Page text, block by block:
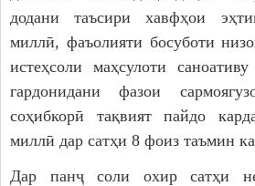
додани таъсири хавфҳои
миллӣ, фаъолияти босуботи
истеҳсоли маҳсулоти
гардонидани фазои
соҳибкорӣ тақвият пайдо
миллӣ дар сатҳи 8 фоиз таъмин
Дар панҷ соли охир сатҳи